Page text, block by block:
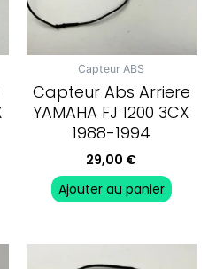
Capteur ABS
Capteur Abs Arriere
YAMAHA FJ 1200 3CX
1988-1994
29,00 €
Ajouter au panier